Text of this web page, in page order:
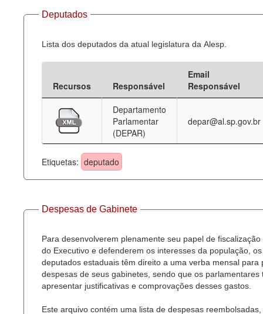
Dados Governamentais Abertos
Planejamento
Catálogo de dados
Processo Legislativo
Deputados Estaduais
Administração
Legislação
Agenda
Perguntas frequentes
Deputados
Lista dos deputados da atual legislatura da Alesp.
Recursos Responsável
Email
Responsável
Departamento
Parlamentar
(DEPAR)
depar@al.sp.gov.br
Etiquetas: deputado
Despesas de Gabinete
Para desenvolverem plenamente seu papel de fiscalização
do Executivo e defenderem os interesses da população, os
deputados estaduais têm direito a uma verba mensal para
despesas de seus gabinetes, sendo que os parlamentares
apresentar justificativas e comprovações desses gastos.
Este arquivo contém uma lista de despesas reembolsadas,